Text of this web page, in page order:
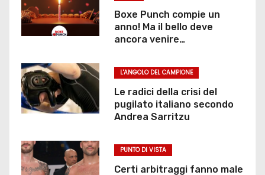
Boxe Punch compie un
anno! Ma il bello deve
ancora venire…
L'ANGOLO DEL CAMPIONE
Le radici della crisi del
pugilato italiano secondo
Andrea Sarritzu
PUNTO DI VISTA
Certi arbitraggi fanno male